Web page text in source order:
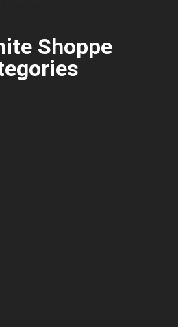
Shoppe